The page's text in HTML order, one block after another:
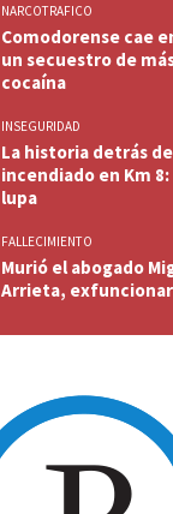
NARCOTRAFICO
Comodorense cae
un secuestro de
cocaína
INSEGURIDAD
La historia detrás
incendiado en Km
lupa
FALLECIMIENTO
Murió el abogado
Arrieta,